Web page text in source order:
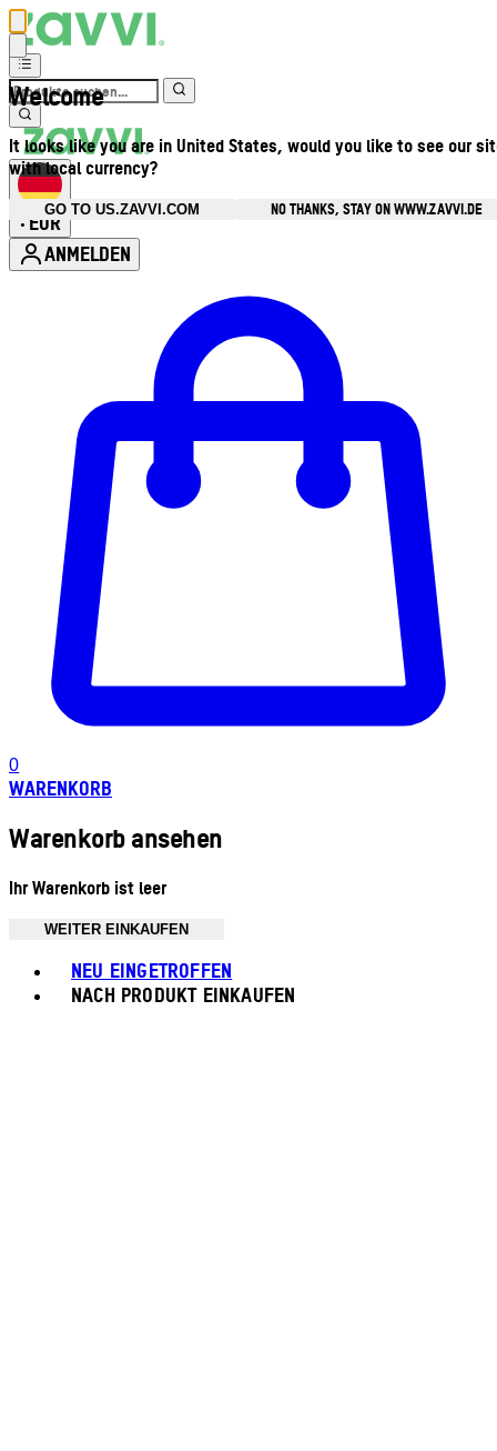
Welcome
It looks like you are in United States, would you like to see our
with local currency?
GO TO US.ZAVVI.COM
NO THANKS, STAY ON WWW.ZAVVI.DE
• EUR
ANMELDEN
0
WARENKORB
Warenkorb ansehen
Ihr Warenkorb ist leer
WEITER EINKAUFEN
NEU EINGETROFFEN
NACH PRODUKT EINKAUFEN